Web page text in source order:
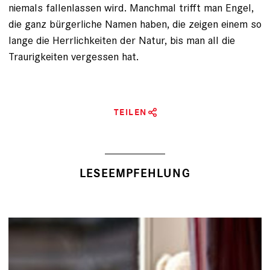
niemals fallenlassen wird. Manchmal trifft man Engel,
die ganz bürgerliche Namen haben, die zeigen einem so
lange die Herrlichkeiten der Natur, bis man all die
Traurigkeiten vergessen hat.
TEILEN
LESEEMPFEHLUNG